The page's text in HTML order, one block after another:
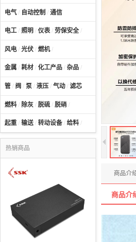
电气 / 自动控制 / 通信
电工 / 照明 / 仪表 / 劳保安全 /
风电 / 光伏 / 燃机/
金属 / 耗材 / 化工产品 / 杂品 /
管 / 阀 / 泵 / 液压 / 气动 / 滤芯
燃料 / 除灰 / 脱硫 / 脱硝 /
起重 / 输送/ 转动设备 / 给料 /
热销商品
商品介
商品介